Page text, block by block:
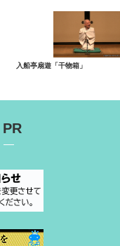
入船亭扇遊「干物箱」